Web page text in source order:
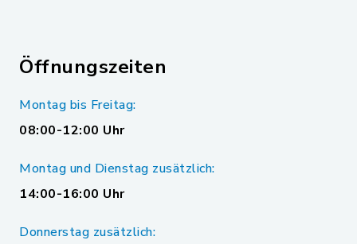
Öffnungszeiten
Montag bis Freitag:
08:00-12:00 Uhr
Montag und Dienstag zusätzlich:
14:00-16:00 Uhr
Donnerstag zusätzlich: